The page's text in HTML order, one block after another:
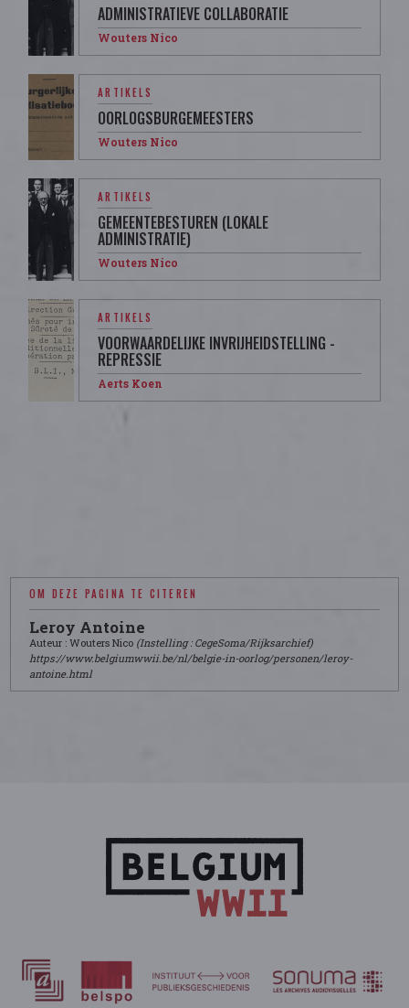
ADMINISTRATIEVE COLLABORATIE
Wouters Nico
ARTIKELS
OORLOGSBURGEMEESTERS
Wouters Nico
ARTIKELS
GEMEENTEBESTUREN (LOKALE
ADMINISTRATIE)
Wouters Nico
ARTIKELS
VOORWAARDELIJKE INVRIJHEIDSTELLING -
REPRESSIE
Aerts Koen
OM DEZE PAGINA TE CITEREN
Leroy Antoine
Auteur : Wouters Nico (Instelling : CegeSoma/Rijksarchief)
https://www.belgiumwwii.be/nl/belgie-in-oorlog/personen/leroy-
antoine.html